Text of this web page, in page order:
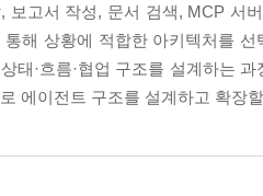
보고서 작성, 문서 검색, MCP 서
통해 상황에 적합한 아키텍처를
태·흐름·협업 구조를 설계하는
에이전트 구조를 설계하고 확장